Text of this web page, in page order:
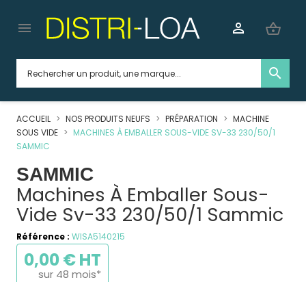
search
 shopping_basket

ACCUEIL NOS PRODUITS NEUFS PRÉPARATION
MACHINE
SOUS VIDE
MACHINES À EMBALLER SOUS-VIDE SV-33 230/50/1
SAMMIC
SAMMIC
Machines À Emballer Sous-
Vide Sv-33 230/50/1 Sammic
Référence : WISA5140215
0,00 € HT
sur 48 mois*